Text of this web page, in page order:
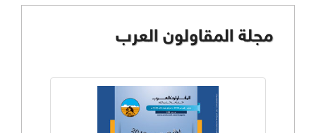
مجلة المقاولون العرب